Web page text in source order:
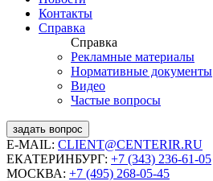
Контакты
Справка
Справка
Рекламные материалы
Нормативные документы
Видео
Частые вопросы
задать вопрос
E-MAIL: CLIENT@CENTERIR.RU
ЕКАТЕРИНБУРГ: +7 (343) 236-61-05
МОСКВА: +7 (495) 268-05-45